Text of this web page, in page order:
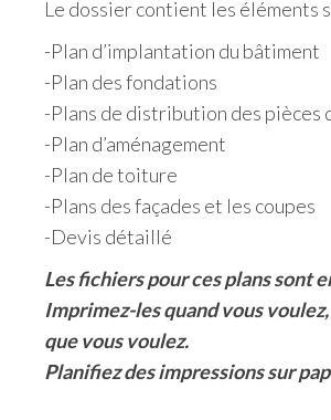
Le dossier contient les éléments
-Plan d’implantation du bâtiment
-Plan des fondations
-Plans de distribution des pièces
-Plan d’aménagement
-Plan de toiture
-Plans des façades et les coupes
-Devis détaillé
Les fichiers pour ces plans sont
Imprimez-les quand vous
que vous voulez.
Planifiez des impressions sur